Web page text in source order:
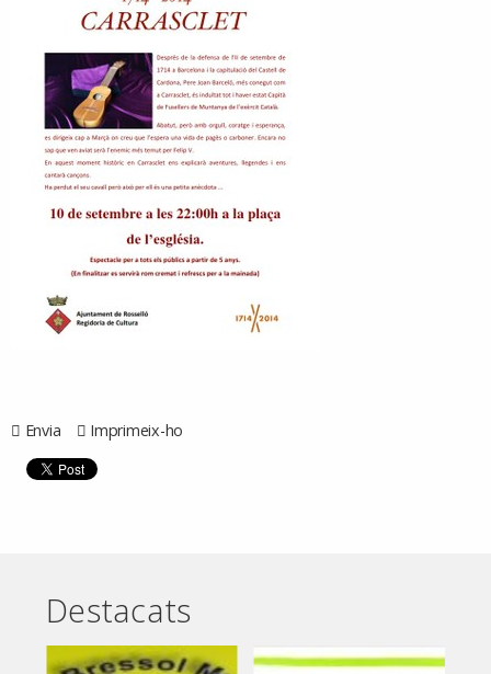
Envia Imprimeix-ho
Destacats